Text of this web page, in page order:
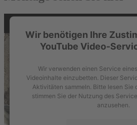
Wir benötigen Ihre
YouTube Video-
Wir verwenden einen Service
Videoinhalte einzubetten. Dieser
Aktivitäten sammeln. Bitte lesen Sie
stimmen Sie der Nutzung des
anzusehen.